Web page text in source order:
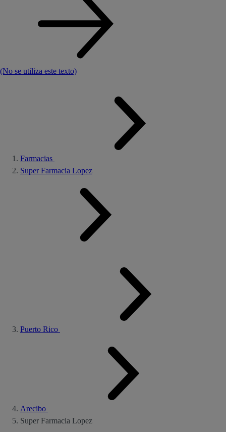
(No se utiliza este texto)
Farmacias
Super Farmacia Lopez
Puerto Rico
Arecibo
Super Farmacia Lopez